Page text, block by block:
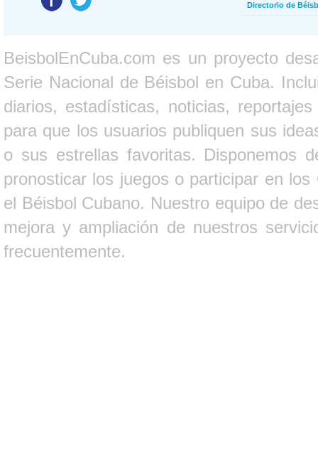
Directorio de
BeisbolEnCuba.com es un proyecto
Serie Nacional de Béisbol en Cuba.
diarios, estadísticas, noticias,
para que los usuarios publiquen sus
o sus estrellas favoritas. Disponemos
pronosticar los juegos o participar en
el Béisbol Cubano. Nuestro equipo de
mejora y ampliación de nuestros
frecuentemente.